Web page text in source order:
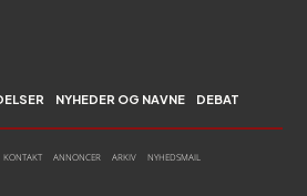
NYHEDER OG NAVNE DEBAT
KONTAKT ANNONCER ARKIV NYHEDSMAIL